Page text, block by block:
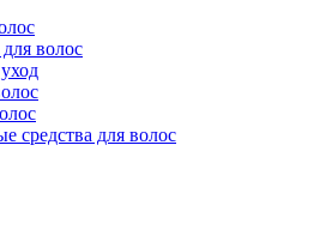
волос
средства для волос